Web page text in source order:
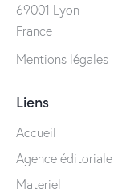
69001 Lyon
France
Mentions légales
Liens
Accueil
Agence éditoriale
Materiel